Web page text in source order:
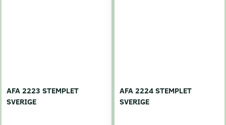
AFA 2223 STEMPLET
SVERIGE
AFA 2224 STEMPLET
SVERIGE